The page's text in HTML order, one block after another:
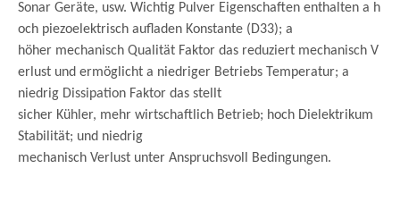
Sonar Geräte, usw. Wichtig Pulver Eigenschaften enthalten a h
och piezoelektrisch aufladen Konstante (D33); a
höher mechanisch Qualität Faktor das reduziert mechanisch V
erlust und ermöglicht a niedriger Betriebs Temperatur; a
niedrig Dissipation Faktor das stellt
sicher Kühler, mehr wirtschaftlich Betrieb; hoch Dielektrikum
Stabilität; und niedrig
mechanisch Verlust unter Anspruchsvoll Bedingungen.